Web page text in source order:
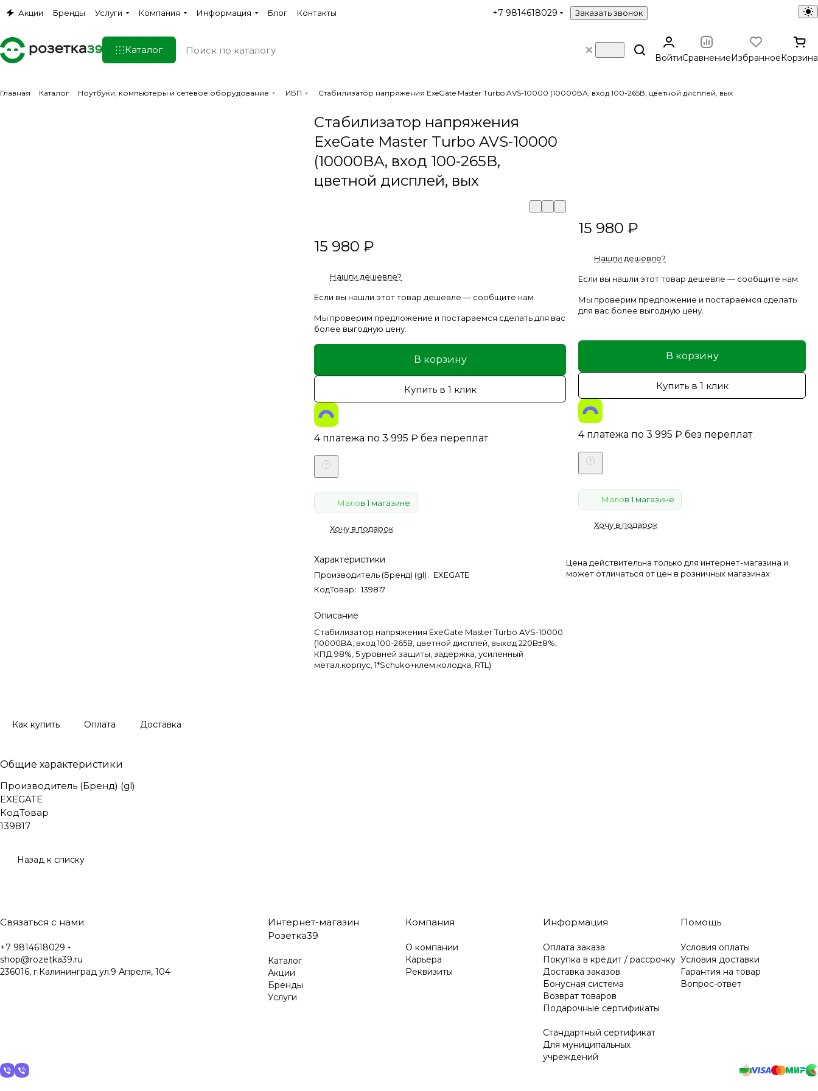
Акции Бренды Услуги Компания Информация Блог Контакты +7 9814618029 Заказать звонок
Каталог
ВойтиСравнениеИзбранноеКорзина
Главная Каталог Ноутбуки, компьютеры и сетевое оборудование ИБП Стабилизатор напряжения ExeGate Master Turbo AVS-10000 (10000ВА, вход 100-265В, цветной дисплей, вых
Стабилизатор напряжения
ExeGate Master Turbo AVS-10000
(10000ВА, вход 100-265В,
цветной дисплей, вых
15 980 ₽
Нашли дешевле?
Если вы нашли этот товар дешевле — сообщите нам.
Мы проверим предложение и постараемся сделать для вас
более выгодную цену.
В корзину
Купить в 1 клик
4 платежа по3 995₽без переплат
Малов 1 магазине
Хочу в подарок
Характеристики
Производитель (Бренд) (gl): EXEGATE
КодТовар: 139817
Описание
Стабилизатор напряжения ExeGate Master Turbo AVS-10000
(10000ВА, вход 100-265В, цветной дисплей, выход 220В±8%,
КПД 98%, 5 уровней защиты, задержка, усиленный
метал.корпус, 1*Schuko+клем.колодка, RTL)
15 980 ₽
Нашли дешевле?
Если вы нашли этот товар дешевле — сообщите нам.
Мы проверим предложение и постараемся сделать
для вас более выгодную цену.
В корзину
Купить в 1 клик
4 платежа по3 995₽без переплат
Малов 1 магазине
Хочу в подарок
Цена действительна только для интернет-магазина и
может отличаться от цен в розничных магазинах
Как купить Оплата Доставка
Общие характеристики
Производитель (Бренд) (gl)
EXEGATE
КодТовар
139817
Назад к списку
Связаться с нами
+7 9814618029
shop@rozetka39.ru
236016, г.Калининград ул.9 Апреля, 104
Интернет-магазин
Розетка39
Каталог
Акции
Бренды
Услуги
Компания
О компании
Карьера
Реквизиты
Информация
Оплата заказа
Покупка в кредит / рассрочку
Доставка заказов
Бонусная система
Возврат товаров
Подарочные сертификаты
Стандартный сертификат
Для муниципальных
учреждений
Помощь
Условия оплаты
Условия доставки
Гарантия на товар
Вопрос-ответ